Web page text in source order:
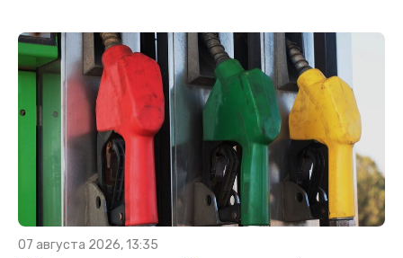
07 августа 2026, 13:35